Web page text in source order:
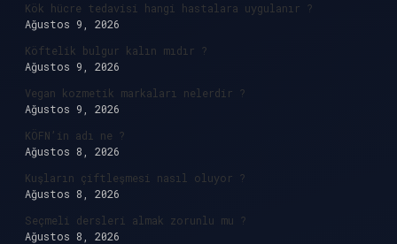
Kök hücre tedavisi hangi hastalara uygulanır ?
Ağustos 9, 2026
Köftelik bulgur kalın mıdır ?
Ağustos 9, 2026
Vegan kozmetik markaları nelerdir ?
Ağustos 9, 2026
KÖFN’in adı ne ?
Ağustos 8, 2026
Kuşların çiftleşmesi nasıl oluyor ?
Ağustos 8, 2026
Seçmeli dersleri almak zorunlu mu ?
Ağustos 8, 2026